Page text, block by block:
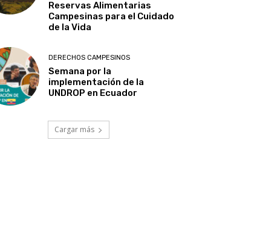
Reservas Alimentarias
Campesinas para el Cuidado
de la Vida
DERECHOS CAMPESINOS
Semana por la
implementación de la
UNDROP en Ecuador
Cargar más